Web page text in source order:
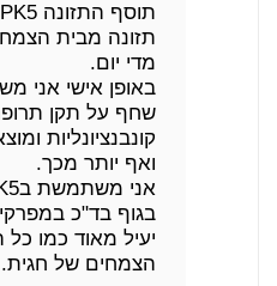
תזונה מבית
מדי יום.
באופן אישי אני
שחף על תקן
קונבנציונליות
ואף יותר מכך.
בגוף בד"כ
יעיל מאוד כמו
הצמחים של חגית.